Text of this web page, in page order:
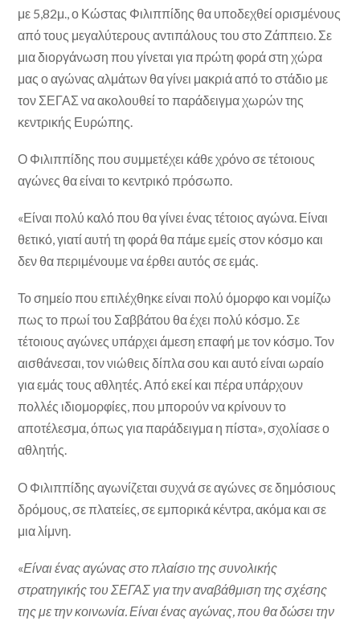
με 5,82μ., ο Κώστας Φιλιππίδης θα υποδεχθεί ορισμένους
από τους μεγαλύτερους αντιπάλους του στο Ζάππειο. Σε
μια διοργάνωση που γίνεται για πρώτη φορά στη χώρα
μας ο αγώνας αλμάτων θα γίνει μακριά από το στάδιο με
τον ΣΕΓΑΣ να ακολουθεί το παράδειγμα χωρών της
κεντρικής Ευρώπης.
Ο Φιλιππίδης που συμμετέχει κάθε χρόνο σε τέτοιους
αγώνες θα είναι το κεντρικό πρόσωπο.
«Είναι πολύ καλό που θα γίνει ένας τέτοιος αγώνα. Είναι
θετικό, γιατί αυτή τη φορά θα πάμε εμείς στον κόσμο και
δεν θα περιμένουμε να έρθει αυτός σε εμάς.
Το σημείο που επιλέχθηκε είναι πολύ όμορφο και νομίζω
πως το πρωί του Σαββάτου θα έχει πολύ κόσμο. Σε
τέτοιους αγώνες υπάρχει άμεση επαφή με τον κόσμο. Τον
αισθάνεσαι, τον νιώθεις δίπλα σου και αυτό είναι ωραίο
για εμάς τους αθλητές. Από εκεί και πέρα υπάρχουν
πολλές ιδιομορφίες, που μπορούν να κρίνουν το
αποτέλεσμα, όπως για παράδειγμα η πίστα», σχολίασε ο
αθλητής.
Ο Φιλιππίδης αγωνίζεται συχνά σε αγώνες σε δημόσιους
δρόμους, σε πλατείες, σε εμπορικά κέντρα, ακόμα και σε
μια λίμνη.
«Είναι ένας αγώνας στο πλαίσιο της συνολικής
στρατηγικής του ΣΕΓΑΣ για την αναβάθμιση της σχέσης
της με την κοινωνία. Είναι ένας αγώνας, που θα δώσει την